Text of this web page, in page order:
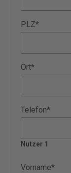
PLZ*
Ort*
Telefon*
Nutzer 1
Vorname*